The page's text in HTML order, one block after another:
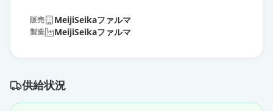
販売 MeijiSeikaファルマ
製造 MeijiSeikaファルマ
供給状況